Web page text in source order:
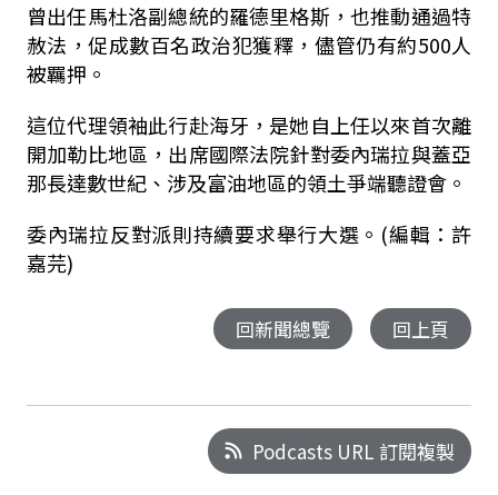
曾出任馬杜洛副總統的羅德里格斯，也推動通過特
赦法，促成數百名政治犯獲釋，儘管仍有約500人
被羈押。
這位代理領袖此行赴海牙，是她自上任以來首次離
開加勒比地區，出席國際法院針對委內瑞拉與蓋亞
那長達數世紀、涉及富油地區的領土爭端聽證會。
委內瑞拉反對派則持續要求舉行大選。(編輯：許
嘉芫)
回新聞總覽 回上頁
Podcasts URL 訂閱複製